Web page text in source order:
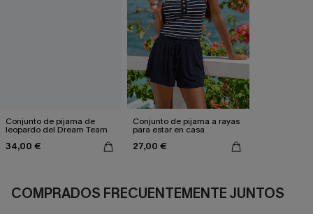
Conjunto de pijama de
leopardo del Dream Team
34,00 €
Conjunto de pijama a rayas
para estar en casa
27,00 €
COMPRADOS FRECUENTEMENTE JUNTOS